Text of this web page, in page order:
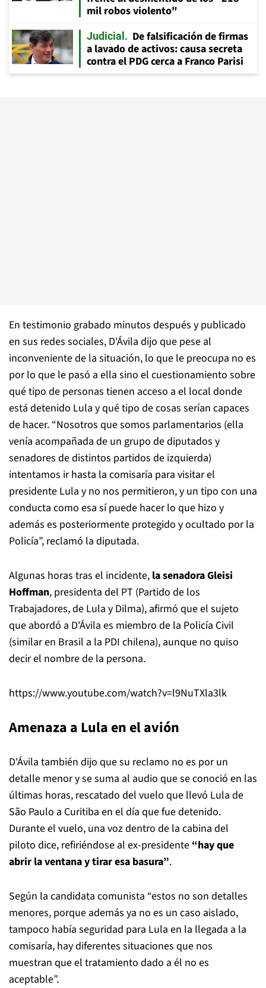
mil robos violento"
Judicial
De falsificación de firmas
a lavado de activos: causa secreta
contra el PDG cerca a Franco Parisi
En testimonio grabado minutos después y publicado
en sus redes sociales, D'Ávila dijo que pese al
inconveniente de la situación, lo que le preocupa no es
por lo que le pasó a ella sino el cuestionamiento sobre
qué tipo de personas tienen acceso a el local donde
está detenido Lula y qué tipo de cosas serían capaces
de hacer. “Nosotros que somos parlamentarios (ella
venía acompañada de un grupo de diputados y
senadores de distintos partidos de izquierda)
intentamos ir hasta la comisaría para visitar el
presidente Lula y no nos permitieron, y un tipo con una
conducta como esa sí puede hacer lo que hizo y
además es posteriormente protegido y ocultado por la
Policía”, reclamó la diputada.
Algunas horas tras el incidente, la senadora Gleisi
Hoffman, presidenta del PT (Partido de los
Trabajadores, de Lula y Dilma), afirmó que el sujeto
que abordó a D'Ávila es miembro de la Policía Civil
(similar en Brasil a la PDI chilena), aunque no quiso
decir el nombre de la persona.
https://www.youtube.com/watch?v=l9NuTXla3lk
Amenaza a Lula en el avión
D'Ávila también dijo que su reclamo no es por un
detalle menor y se suma al audio que se conoció en las
últimas horas, rescatado del vuelo que llevó Lula de
São Paulo a Curitiba en el día que fue detenido.
Durante el vuelo, una voz dentro de la cabina del
piloto dice, refiriéndose al ex-presidente “hay que
abrir la ventana y tirar esa basura”.
Según la candidata comunista “estos no son detalles
menores, porque además ya no es un caso aislado,
tampoco había seguridad para Lula en la llegada a la
comisaría, hay diferentes situaciones que nos
muestran que el tratamiento dado a él no es
aceptable”.